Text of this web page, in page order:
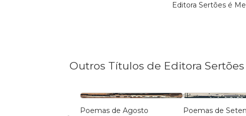
Editora Sertões é
Outros Títulos de Editora Sertões
Poemas de Agosto
Poemas de